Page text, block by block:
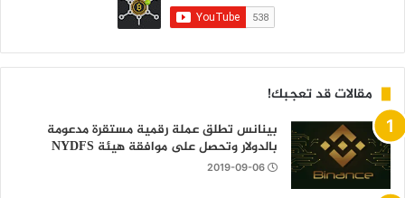
مقالات قد تعجبك!
بينانس تطلق عملة رقمية مستقرة مدعومة
بالدولار وتحصل على موافقة هيئة NYDFS
2019-09-06